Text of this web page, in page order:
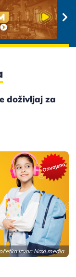
doživljaj za
Izvor: Naxi media